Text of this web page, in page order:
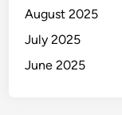
August 2025
July 2025
June 2025